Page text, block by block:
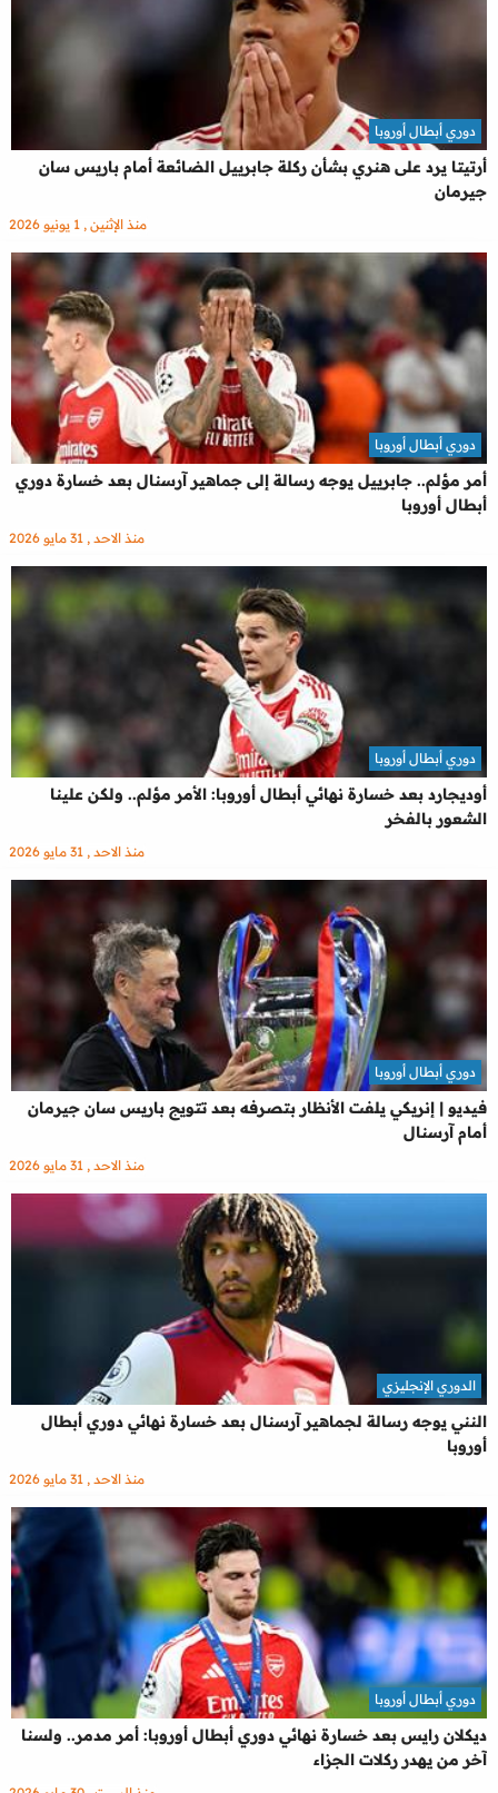
أرتيتا يرد على هنري بشأن ركلة جابرييل الضائعة أمام باريس سان
جيرمان
دوري أبطال أوروبا
منذ الإثنين , 1 يونيو 2026
أمر مؤلم.. جابرييل يوجه رسالة إلى جماهير آرسنال بعد خسارة دوري
أبطال أوروبا
دوري أبطال أوروبا
منذ الاحد , 31 مايو 2026
أوديجارد بعد خسارة نهائي أبطال أوروبا: الأمر مؤلم.. ولكن علينا
الشعور بالفخر
دوري أبطال أوروبا
منذ الاحد , 31 مايو 2026
فيديو | إنريكي يلفت الأنظار بتصرفه بعد تتويج باريس سان جيرمان
أمام آرسنال
دوري أبطال أوروبا
منذ الاحد , 31 مايو 2026
النني يوجه رسالة لجماهير آرسنال بعد خسارة نهائي دوري أبطال
أوروبا
الدوري الإنجليزي
منذ الاحد , 31 مايو 2026
ديكلان رايس بعد خسارة نهائي دوري أبطال أوروبا: أمر مدمر.. ولسنا
آخر من يهدر ركلات الجزاء
دوري أبطال أوروبا